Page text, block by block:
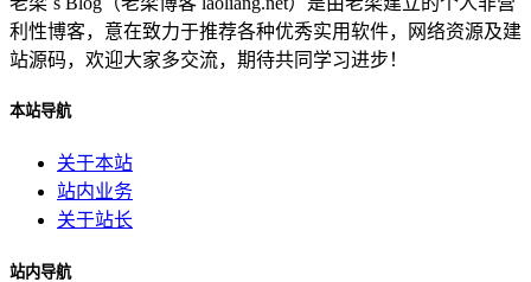
利性博客，意在致力于推荐各种优秀实用软件，网络资源及建
站源码，欢迎大家多交流，期待共同学习进步！
本站导航
关于本站
站内业务
关于站长
站内导航